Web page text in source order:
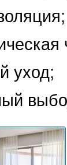
уход;